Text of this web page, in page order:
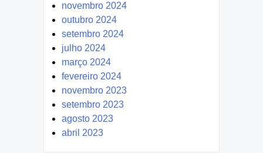
novembro 2024
outubro 2024
setembro 2024
julho 2024
março 2024
fevereiro 2024
novembro 2023
setembro 2023
agosto 2023
abril 2023